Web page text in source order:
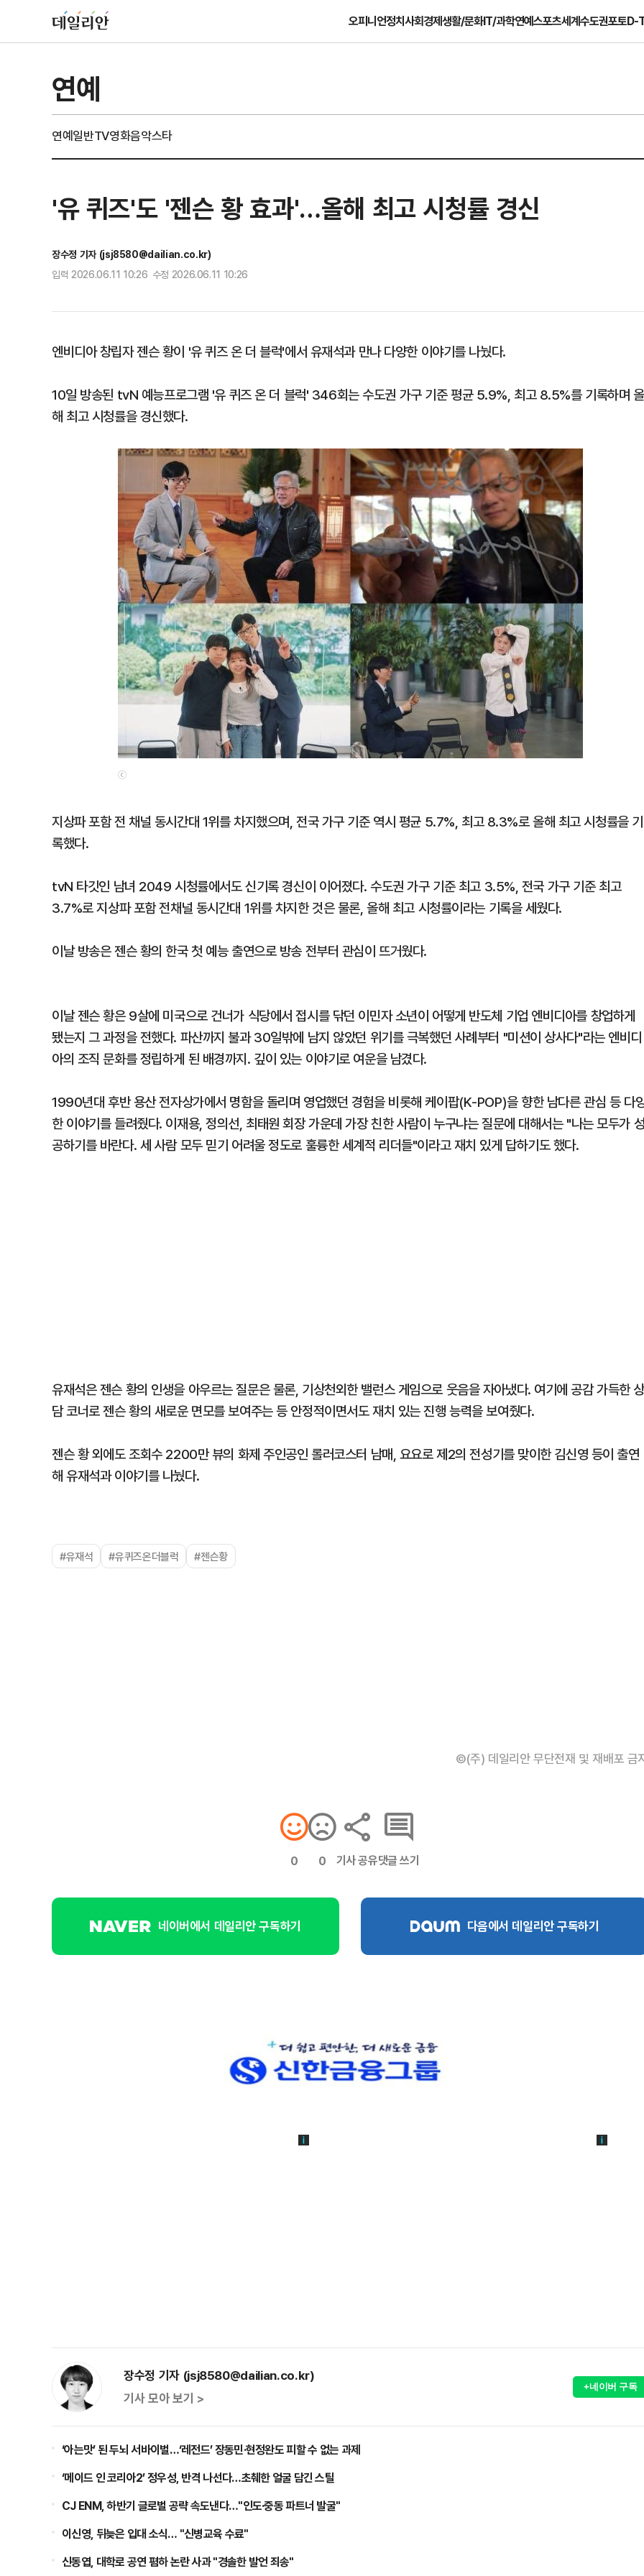
오피니언정치사회경제생활/문화IT/과학연예스포츠세계수도권포토D-
연예
연예일반TV영화음악스타
'유 퀴즈'도 '젠슨 황 효과'…올해 최고 시청률 경신
장수정 기자 (jsj8580@dailian.co.kr)
입력 2026.06.11 10:26 수정 2026.06.11 10:26
엔비디아 창립자 젠슨 황이 '유 퀴즈 온 더 블럭'에서 유재석과 만나 다양한 이야기를 나눴다.
10일 방송된 tvN 예능프로그램 '유 퀴즈 온 더 블럭' 346회는 수도권 가구 기준 평균 5.9%, 최고 8.5%를 기록하며 올
해 최고 시청률을 경신했다.
ⓒ
지상파 포함 전 채널 동시간대 1위를 차지했으며, 전국 가구 기준 역시 평균 5.7%, 최고 8.3%로 올해 최고 시청률을 기
록했다.
tvN 타깃인 남녀 2049 시청률에서도 신기록 경신이 이어졌다. 수도권 가구 기준 최고 3.5%, 전국 가구 기준 최고
3.7%로 지상파 포함 전채널 동시간대 1위를 차지한 것은 물론, 올해 최고 시청률이라는 기록을 세웠다.
이날 방송은 젠슨 황의 한국 첫 예능 출연으로 방송 전부터 관심이 뜨거웠다.
이날 젠슨 황은 9살에 미국으로 건너가 식당에서 접시를 닦던 이민자 소년이 어떻게 반도체 기업 엔비디아를 창업하게
됐는지 그 과정을 전했다. 파산까지 불과 30일밖에 남지 않았던 위기를 극복했던 사례부터 "미션이 상사다"라는 엔비디
아의 조직 문화를 정립하게 된 배경까지. 깊이 있는 이야기로 여운을 남겼다.
1990년대 후반 용산 전자상가에서 명함을 돌리며 영업했던 경험을 비롯해 케이팝(K-POP)을 향한 남다른 관심 등 다
한 이야기를 들려줬다. 이재용, 정의선, 최태원 회장 가운데 가장 친한 사람이 누구냐는 질문에 대해서는 "나는 모두가
공하기를 바란다. 세 사람 모두 믿기 어려울 정도로 훌륭한 세계적 리더들"이라고 재치 있게 답하기도 했다.
유재석은 젠슨 황의 인생을 아우르는 질문은 물론, 기상천외한 밸런스 게임으로 웃음을 자아냈다. 여기에 공감 가득한
담 코너로 젠슨 황의 새로운 면모를 보여주는 등 안정적이면서도 재치 있는 진행 능력을 보여줬다.
젠슨 황 외에도 조회수 2200만 뷰의 화제 주인공인 롤러코스터 남매, 요요로 제2의 전성기를 맞이한 김신영 등이 출연
해 유재석과 이야기를 나눴다.
#유재석 #유퀴즈온더블럭 #젠슨황
©(주) 데일리안 무단전재 및 재배포 금
0 0 기사 공유댓글 쓰기
네이버에서 데일리안 구독하기 다음에서 데일리안 구독하기
장수정 기자 (jsj8580@dailian.co.kr)
기사 모아 보기 >
+네이버 구독
‘아는맛’ 된 두뇌 서바이벌…‘레전드’ 장동민·현정완도 피할 수 없는 과제
‘메이드 인 코리아2’ 정우성, 반격 나선다…초췌한 얼굴 담긴 스틸
CJ ENM, 하반기 글로벌 공략 속도낸다…"인도·중동 파트너 발굴"
이신영, 뒤늦은 입대 소식… "신병교육 수료"
신동엽, 대학로 공연 폄하 논란 사과 "경솔한 발언 죄송"